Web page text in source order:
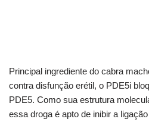
Principal ingrediente do cabra
contra disfunção erétil, o PDE5i
PDE5. Como sua estrutura
essa droga é apto de inibir a